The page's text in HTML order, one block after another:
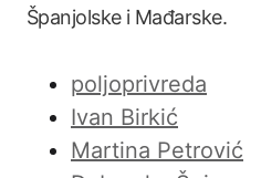
Španjolske i Mađarske.
poljoprivreda
Ivan Birkić
Martina Petrović